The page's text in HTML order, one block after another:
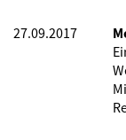
27.09.2017